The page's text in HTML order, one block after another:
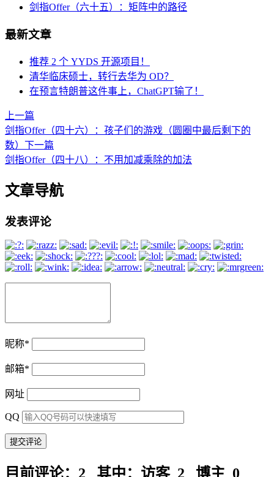
剑指Offer（六十五）：矩阵中的路径
最新文章
推荐 2 个 YYDS 开源项目！
清华临床硕士，转行去华为 OD？
在预言特朗普这件事上，ChatGPT输了！
上一篇
剑指Offer（四十六）：孩子们的游戏（圆圈中最后剩下的
数） 下一篇
剑指Offer（四十八）：不用加减乘除的加法
文章导航
发表评论
昵称*
邮箱*
网址
QQ
目前评论：2 其中：访客 2 博主 0